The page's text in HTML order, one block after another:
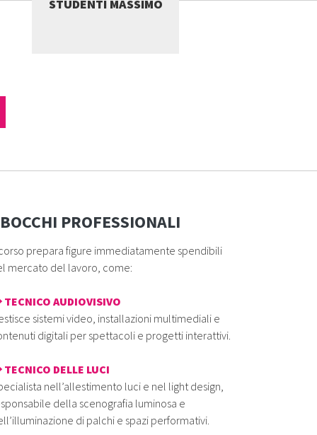
STUDENTI MASSIMO
PROFESSIONALI
prepara figure immediatamente spendibili
mercato del lavoro, come:
AUDIOVISIVO
sistemi video, installazioni multimediali e
digitali per spettacoli e progetti interattivi.
DELLE LUCI
nell’allestimento luci e nel light design,
della scenografia luminosa e
di palchi e spazi performativi.